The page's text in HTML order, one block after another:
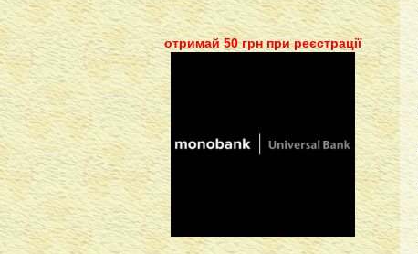
отримай 50 грн при реєстрації